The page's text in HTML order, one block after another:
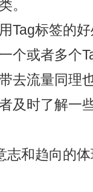
。
标签的好
个或者多个
去流量同理
及时了解一
志和趋向的